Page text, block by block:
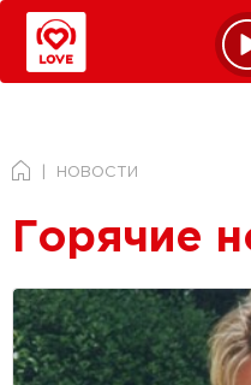
НОВОСТИ
Горячие